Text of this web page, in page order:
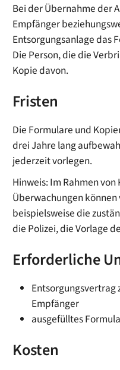
Bei der Übernahme der
Empfänger
Entsorgungsanlage das
Die Person, die die
Kopie davon.
Fristen
Die Formulare und
drei Jahre lang
jederzeit vorlegen.
Hinweis: Im Rahmen
Überwachungen
beispielsweise die
die Polizei, die Vorlage
Erforderliche
Entsorgungsvertrag
Empfänger
ausgefülltes
Kosten